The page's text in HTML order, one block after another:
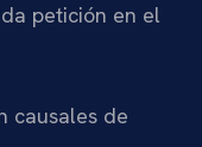
petición en el
causales de